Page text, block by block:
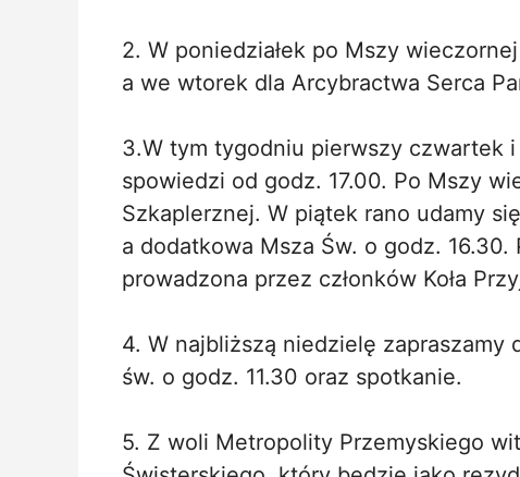
2. W poniedziałek po Mszy
a we wtorek dla Arcybractwa Serca
3.W tym tygodniu pierwszy czwartek
spowiedzi od godz. 17.00. Po Mszy
Szkaplerznej. W piątek rano udamy
a dodatkowa Msza Św. o godz.
prowadzona przez członków Koła
4. W najbliższą niedzielę zapraszamy
św. o godz. 11.30 oraz spotkanie.
5. Z woli Metropolity Przemyskiego